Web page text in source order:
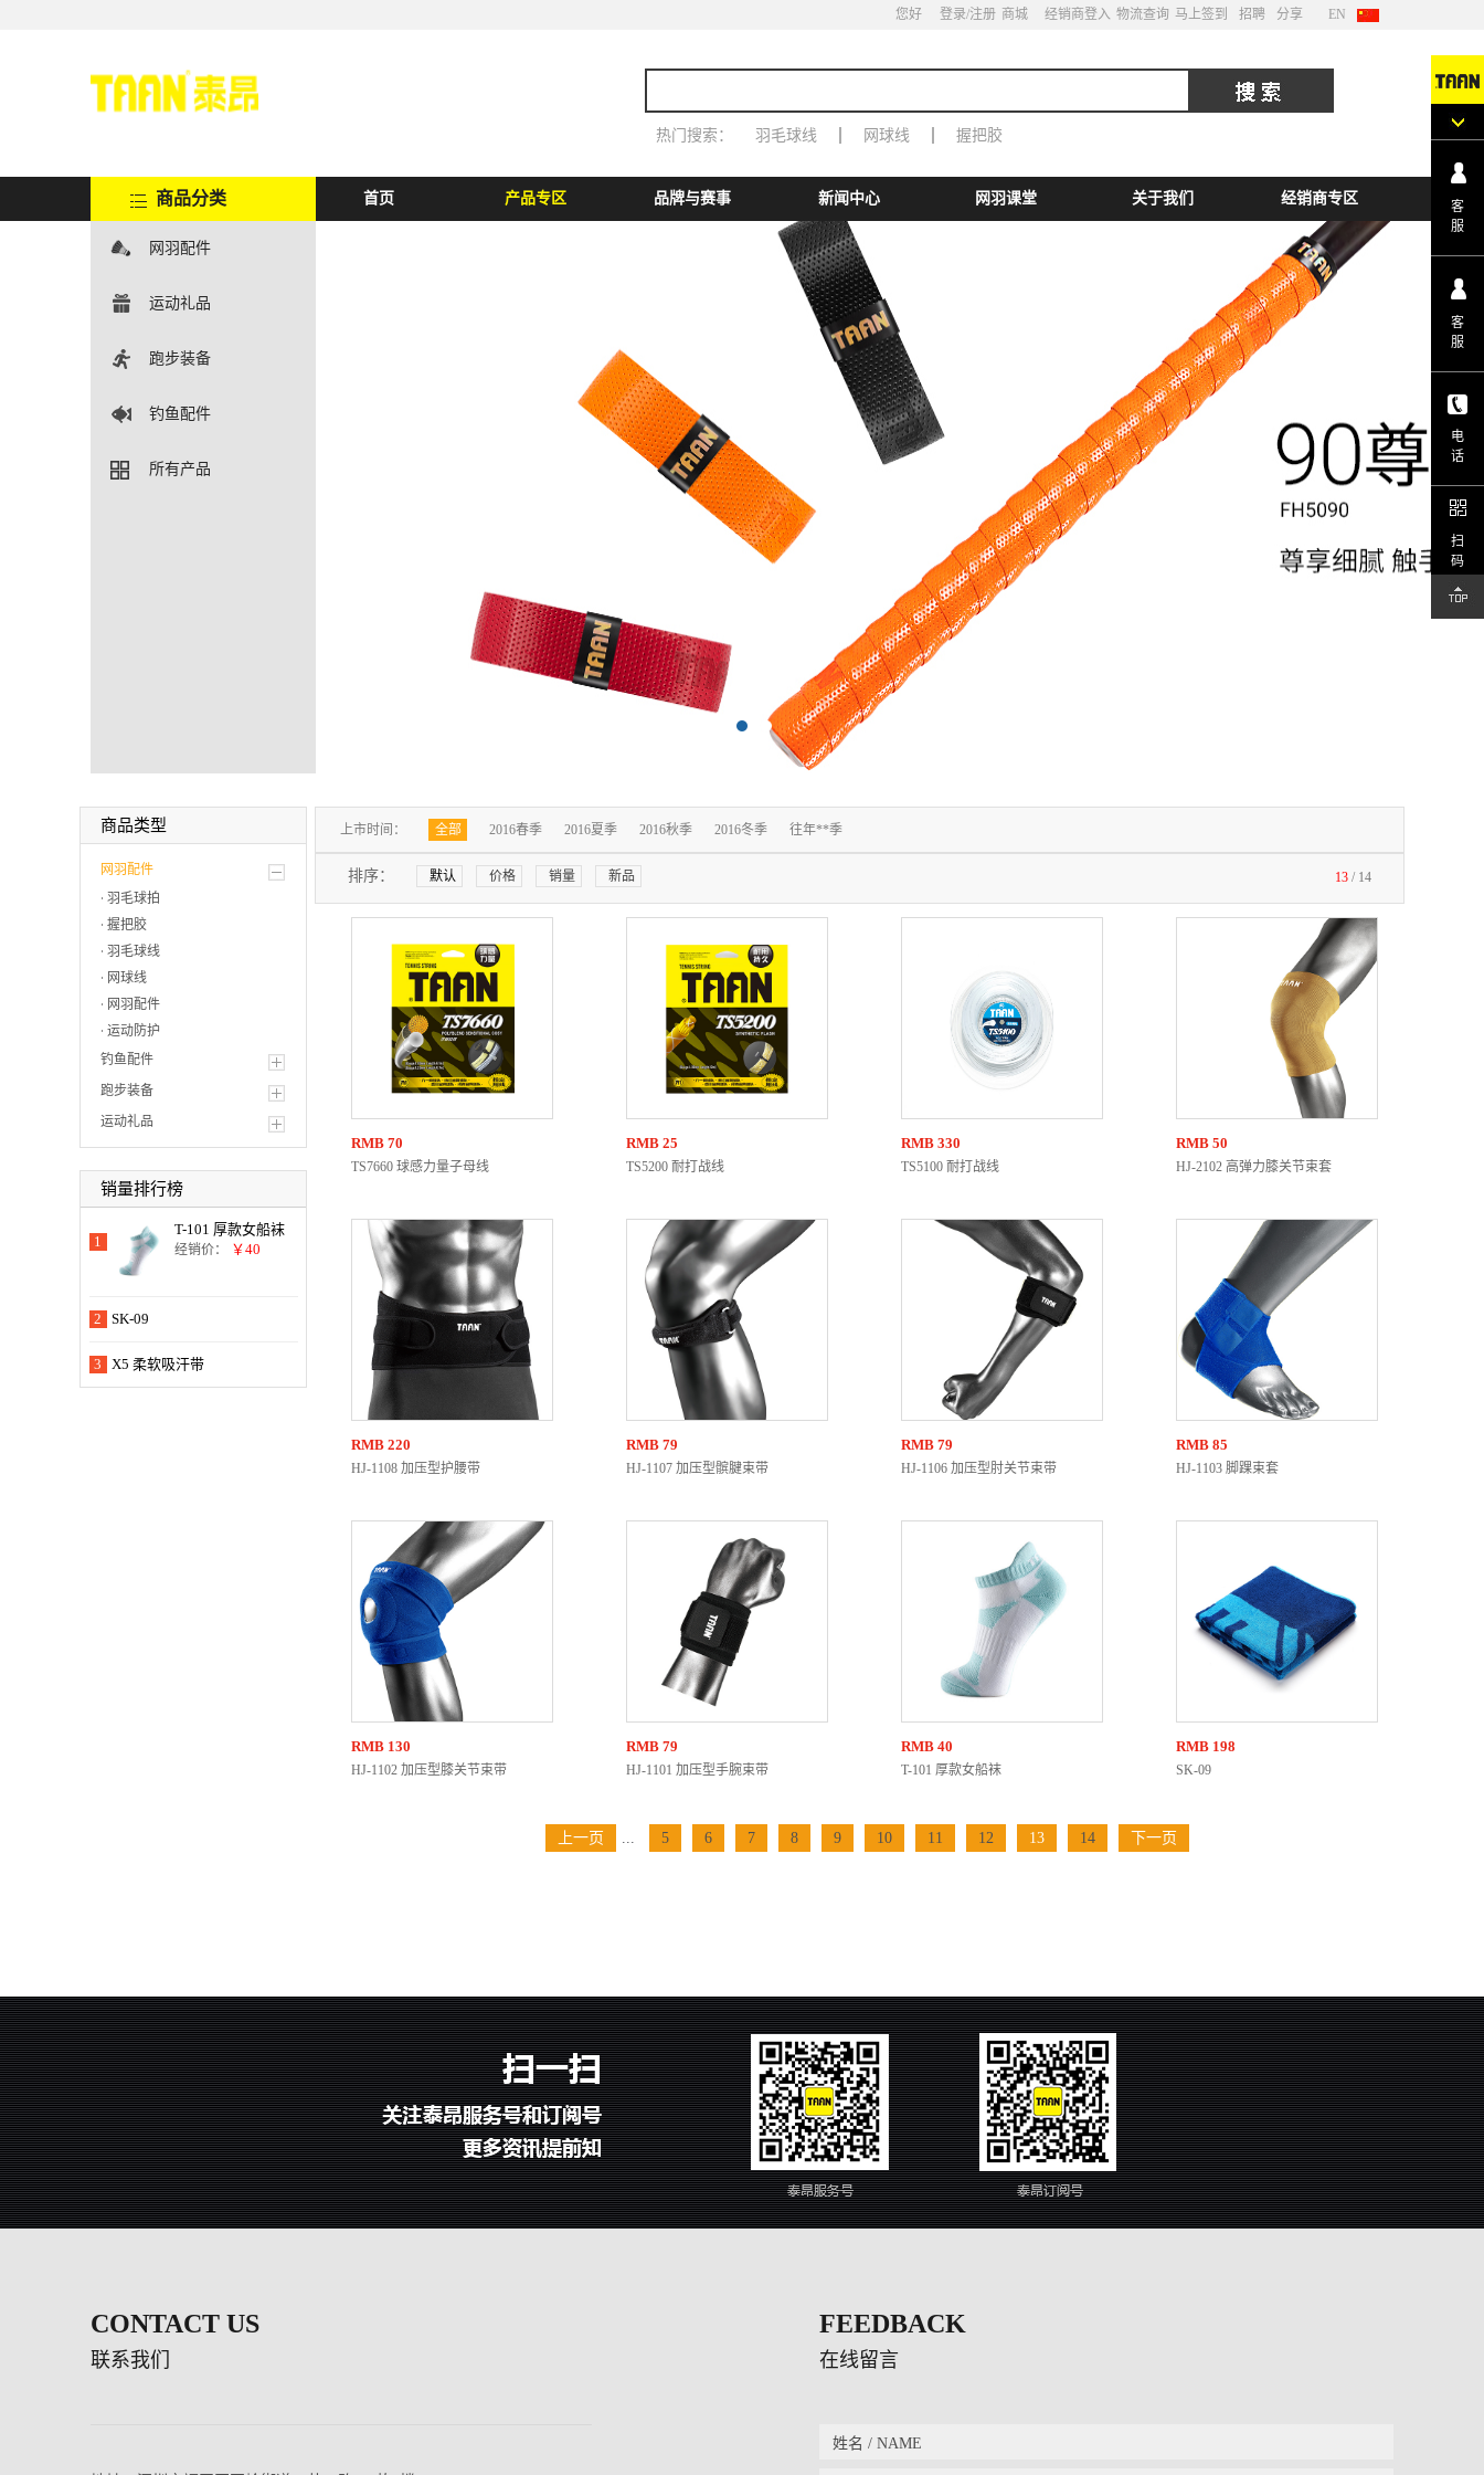
EN
招聘 分享
马上签到
物流查询
经销商登入
商城
您好 登录/注册
热门搜索： 羽毛球线 网球线 握把胶
商品分类
网羽配件
运动礼品
跑步装备
钓鱼配件
所有产品
首页 产品专区 品牌与赛事 新闻中心 网羽课堂 关于我们 经销商专区
商品类型
网羽配件
羽毛球拍
握把胶
羽毛球线
网球线
网羽配件
运动防护
钓鱼配件
跑步装备
运动礼品
销量排行榜
1
T-101 厚款女船袜
经销价： ￥40
2 SK-09
3 X5 柔软吸汗带
上市时间： 全部 2016春季 2016夏季 2016秋季 2016冬季 往年**季
排序： 默认 价格 销量 新品 13 / 14
RMB 70
TS7660 球感力量子母线
RMB 25
TS5200 耐打战线
RMB 330
TS5100 耐打战线
RMB 50
HJ-2102 高弹力膝关节束套
RMB 220
HJ-1108 加压型护腰带
RMB 79
HJ-1107 加压型髌腱束带
RMB 79
HJ-1106 加压型肘关节束带
RMB 85
HJ-1103 脚踝束套
RMB 130
HJ-1102 加压型膝关节束带
RMB 79
HJ-1101 加压型手腕束带
RMB 40
T-101 厚款女船袜
RMB 198
SK-09
上一页 ... 5 6 7 8 9 10 11 12 13 14 下一页
CONTACT US
联系我们
FEEDBACK
在线留言
客
服
客
服
电
话
扫
码